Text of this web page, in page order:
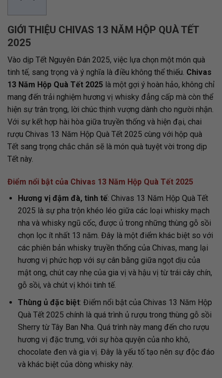
GIỚI THIỆU CHIVAS 13 NĂM HỘP QUÀ TẾT
2025
Vào dịp Tết Nguyên Đán 2025, việc lựa chọn một món quà
tinh tế, sang trọng và ý nghĩa là điều không thể thiếu. Chivas
13 Năm Hộp Quà Tết 2025 là một gợi ý hoàn hảo, không chỉ
mang đến trải nghiệm hương vị whisky đẳng cấp mà còn thể
hiện sự trân trọng, lời chúc thịnh vượng dành cho người nhận.
Với sự kết hợp hài hòa giữa truyền thống và hiện đại, chai
rượu Chivas 13 Năm Hộp Quà Tết 2025 cùng với hộp quà
Tết sang trọng chắc chắn sẽ là món quà tuyệt vời trong dịp
Tết này.
Điểm nổi bật của Chivas 13 Năm Hộp Quà Tết 2025
Hương vị đậm đà, tinh tế: Chivas 13 Năm Hộp Quà Tết
2025 là sự pha trộn khéo léo giữa các loại whisky mạch
nha và whisky ngũ cốc, được ủ trong những thùng gỗ sồi
chọn lọc ít nhất 13 năm. Đây là một điểm khác biệt so với
các phiên bản whisky truyền thống của Chivas, mang lại
hương vị phức hợp với sự cân bằng giữa ngọt dịu của
mật ong, chút cay nhẹ của gia vị và hậu vị từ trái cây chín,
gỗ sồi, và chút vị khói tinh tế.
Thùng ủ đặc biệt: Điểm nổi bật của Chivas 13 Năm Hộp
Quà Tết 2025 chính là quá trình ủ rượu trong thùng gỗ sồi
Sherry từ Tây Ban Nha. Quá trình này mang đến cho rượu
hương vị đặc trưng, với sự hòa quyện của nho khô,
chocolate đen và gia vị. Đây là yếu tố tạo nên sự độc đáo
và khác biệt của dòng whisky này.